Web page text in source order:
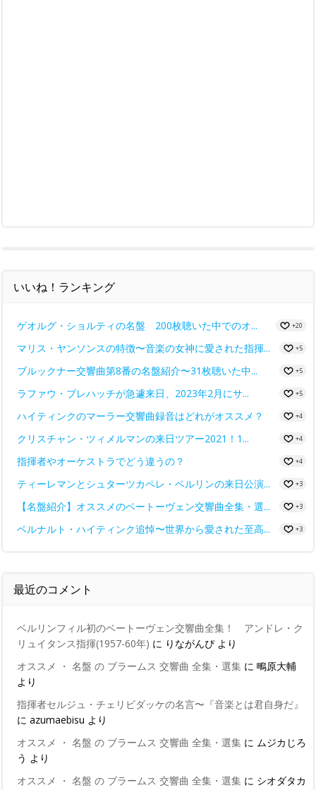
いいね！ランキング
ゲオルグ・ショルティの名盤 200枚聴いた中でのオ... +20
マリス・ヤンソンスの特徴〜音楽の女神に愛された指揮... +5
ブルックナー交響曲第8番の名盤紹介〜31枚聴いた中... +5
ラファウ・ブレハッチが急遽来日、2023年2月にサ... +5
ハイティンクのマーラー交響曲録音はどれがオススメ？ +4
クリスチャン・ツィメルマンの来日ツアー2021！1... +4
指揮者やオーケストラでどう違うの？ +4
ティーレマンとシュターツカペレ・ベルリンの来日公演... +3
【名盤紹介】オススメのベートーヴェン交響曲全集・選... +3
ベルナルト・ハイティンク追悼〜世界から愛された至高... +3
最近のコメント
ベルリンフィル初のベートーヴェン交響曲全集！ アンドレ・ク
リュイタンス指揮(1957-60年) に りながんぴより
オススメ ・ 名盤 の ブラームス 交響曲 全集・選集 に 鴫原大輔
より
指揮者セルジュ・チェリビダッケの名言〜『音楽とは君自身だ』
に azumaebisu より
オススメ ・ 名盤 の ブラームス 交響曲 全集・選集 に ムジカじろ
う より
オススメ ・ 名盤 の ブラームス 交響曲 全集・選集 に シオダタカ